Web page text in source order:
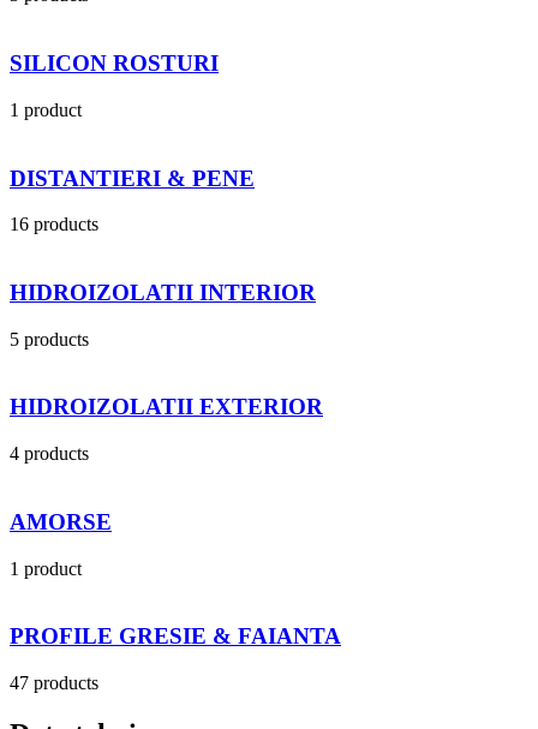
SILICON ROSTURI
1 product
DISTANTIERI & PENE
16 products
HIDROIZOLATII INTERIOR
5 products
HIDROIZOLATII EXTERIOR
4 products
AMORSE
1 product
PROFILE GRESIE & FAIANTA
47 products